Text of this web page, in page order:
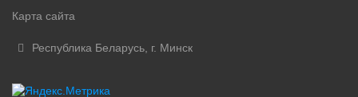
Карта сайта
Республика Беларусь, г. Минск